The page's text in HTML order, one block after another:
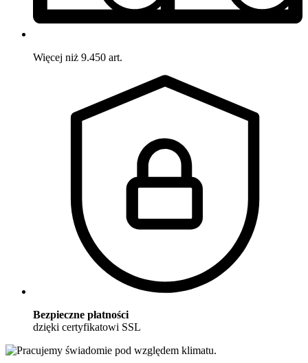
Więcej niż 9.450 art.
Bezpieczne płatności
dzięki certyfikatowi SSL